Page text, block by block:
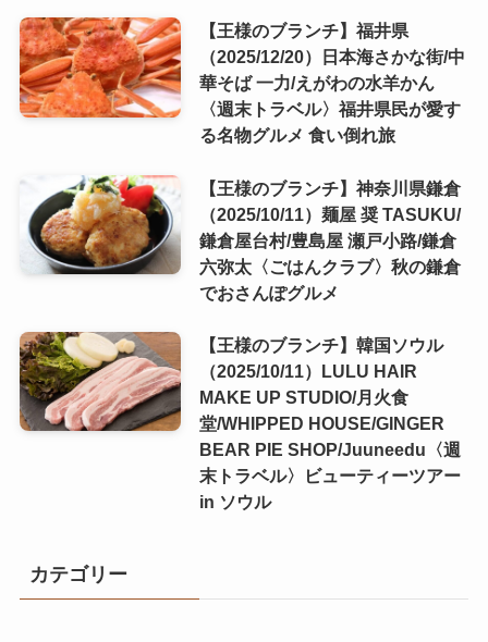
【王様のブランチ】福井県
（2025/12/20）日本海さかな街/中
華そば 一力/えがわの水羊かん
〈週末トラベル〉福井県民が愛す
る名物グルメ 食い倒れ旅
【王様のブランチ】神奈川県鎌倉
（2025/10/11）麺屋 奨 TASUKU/
鎌倉屋台村/豊島屋 瀬戸小路/鎌倉
六弥太〈ごはんクラブ〉秋の鎌倉
でおさんぽグルメ
【王様のブランチ】韓国ソウル
（2025/10/11）LULU HAIR
MAKE UP STUDIO/月火食
堂/WHIPPED HOUSE/GINGER
BEAR PIE SHOP/Juuneedu〈週
末トラベル〉ビューティーツアー
in ソウル
カテゴリー